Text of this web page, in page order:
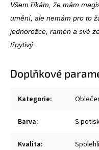
Všem říkám, že mám
umění, ale nemám pro to
jednorožce, ramen a své
třpytivý.
Doplňkové
Kategorie:
Barva: S
Kvalita: